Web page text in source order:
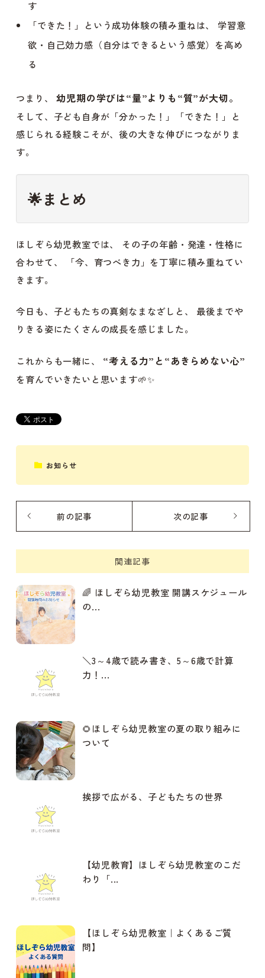
す
「できた！」という成功体験の積み重ねは、 学習意
欲・自己効力感（自分はできるという感覚）を高め
る
つまり、 幼児期の学びは“量”よりも“質”が大切。
そして、子ども自身が「分かった！」「できた！」と
感じられる経験こそが、後の大きな伸びにつながりま
す。
🌟まとめ
ほしぞら幼児教室では、 その子の年齢・発達・性格に
合わせて、 「今、育つべき力」を丁寧に積み重ねてい
きます。
今日も、子どもたちの真剣なまなざしと、 最後までや
りきる姿にたくさんの成長を感じました。
これからも一緒に、 “考える力”と“あきらめない心”
を育んでいきたいと思います🌱✨
お知らせ
前の記事 次の記事
関連記事
🌈 ほしぞら幼児教室 開講スケジュール
の...
＼3～4歳で読み書き、5～6歳で計算
力！...
🌻ほしぞら幼児教室の夏の取り組みに
ついて
挨拶で広がる、子どもたちの世界
【幼児教育】ほしぞら幼児教室のこだ
わり「...
【ほしぞら幼児教室｜よくあるご質
問】